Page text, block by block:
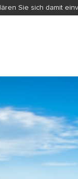
Sie sich damit